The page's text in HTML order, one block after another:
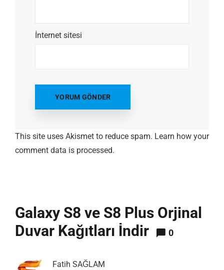
İnternet sitesi
This site uses Akismet to reduce spam. Learn how your
comment data is processed.
Galaxy S8 ve S8 Plus Orjinal
Duvar Kağıtları İndir
0
Fatih SAĞLAM